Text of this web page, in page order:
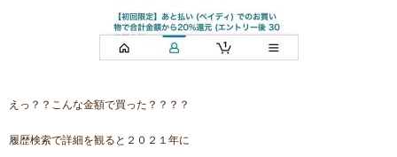
えっ？？こんな金額で買った？？？？
履歴検索で詳細を観ると２０２１年に